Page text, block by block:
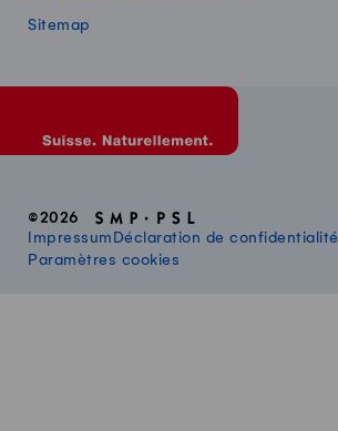
Sitemap
©2026
Impressum Déclaration de confidentialité
Paramètres cookies